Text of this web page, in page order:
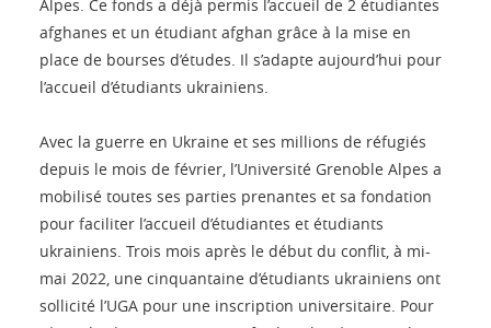
Alpes. Ce fonds a déjà permis l’accueil de 2 étudiantes
afghanes et un étudiant afghan grâce à la mise en
place de bourses d’études. Il s’adapte aujourd’hui pour
l’accueil d’étudiants ukrainiens.
Avec la guerre en Ukraine et ses millions de réfugiés
depuis le mois de février, l’Université Grenoble Alpes a
mobilisé toutes ses parties prenantes et sa fondation
pour faciliter l’accueil d’étudiantes et étudiants
ukrainiens. Trois mois après le début du conflit, à mi-
mai 2022, une cinquantaine d’étudiants ukrainiens ont
sollicité l’UGA pour une inscription universitaire. Pour